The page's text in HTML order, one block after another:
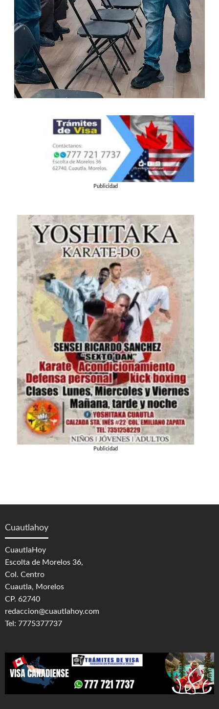
Publicidad
Publicidad
Cuautlahoy
CuautlaHoy
Escolta de Morelos 36,
Col. Centro
Cuautla, Morelos
CP. 62740
redaccion@cuautlahoy.com
Tel: 7775377737